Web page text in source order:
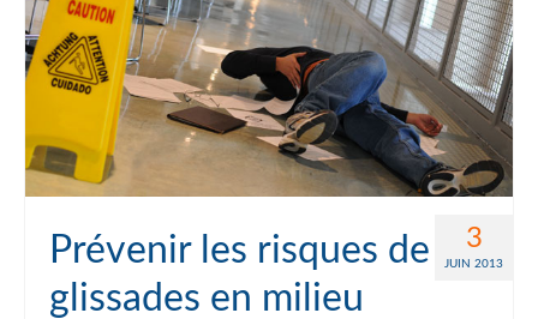
3
JUIN 2013
Prévenir les risques de
glissades en milieu